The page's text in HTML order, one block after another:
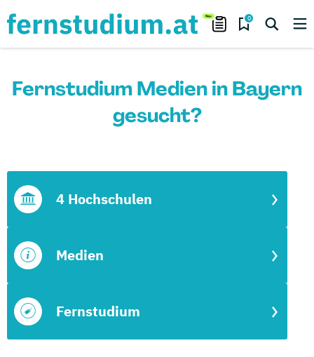
0
Fernstudium Medien in Bayern
gesucht?
Fernstudium
Medien
4 Hochschulen